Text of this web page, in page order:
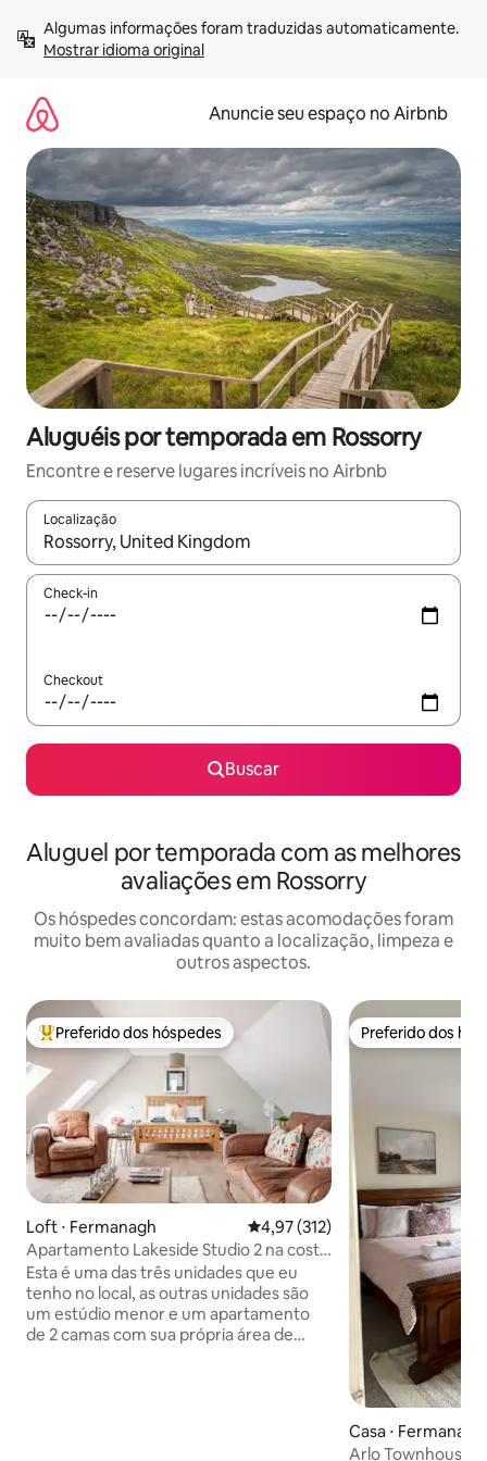
para
Mostrar idioma original
Anuncie seu espaço no Airbnb
Aluguéis por temporada em Rossorry
Encontre e reserve lugares incríveis no Airbnb
Localização
Quando os resultados estiverem disponíveis, explore-os
Check-in
Checkout
Buscar
Aluguel por temporada com as melhores
avaliações em Rossorry
Os hóspedes concordam: estas acomodações foram
muito bem avaliadas quanto a localização, limpeza e
outros aspectos.
Entre os melhores preferidos dos hóspedes
Preferido dos hóspedes
Loft ⋅ Fermanagh 4,97 de uma avaliação média de
4,97 (312)
Apartamento Lakeside Studio 2 na costa
de Lough Erne em Ekn
Esta é uma das três unidades que eu
tenho no local, as outras unidades são
um estúdio menor e um apartamento
de 2 camas com sua própria área de
Preferido dos
Preferido dos
Casa ⋅
h
Arlo Townhouse